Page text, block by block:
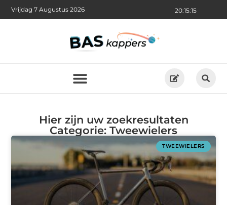
20:15:16
Vrijdag 7 Augustus 2026
Hier zijn uw zoekresultaten
Categorie: Tweewielers
TWEEWIELERS